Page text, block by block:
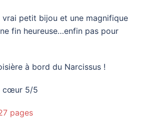
vrai petit bijou et une magnifique
fin heureuse…enfin pas pour
à bord du Narcissus !
cœur 5/5
pages